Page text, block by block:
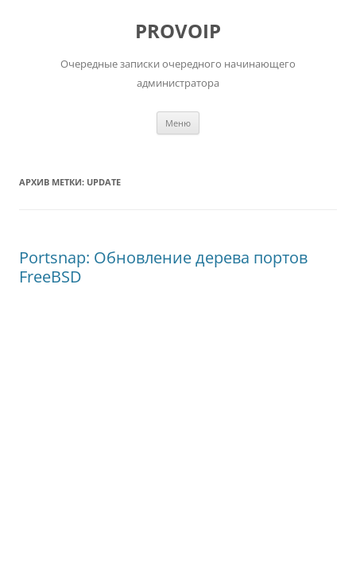
PROVOIP
Очередные записки очередного начинающего
администратора
Меню
АРХИВ МЕТКИ: UPDATE
Portsnap: Обновление дерева портов
FreeBSD